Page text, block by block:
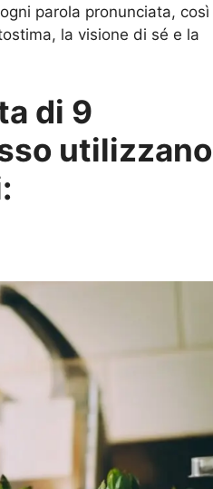
parola pronunciata, così
la visione di sé e la
di 9
utilizzano